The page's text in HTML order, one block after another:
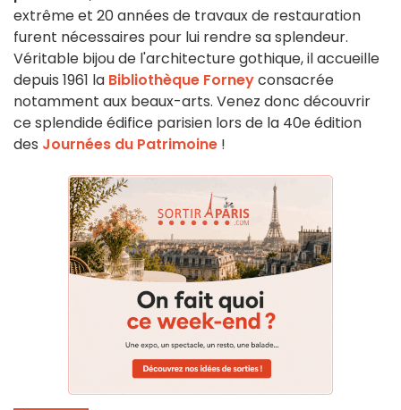
extrême et 20 années de travaux de restauration
furent nécessaires pour lui rendre sa splendeur.
Véritable bijou de l'architecture gothique, il accueille
depuis 1961 la Bibliothèque Forneyconsacrée
notamment aux beaux-arts. Venez donc découvrir
ce splendide édifice parisien lors de la 40e édition
des Journées du Patrimoine !